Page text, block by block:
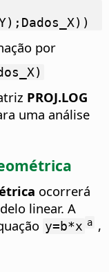
por
PROJ.LOG
uma análise
ocorrerá
linear. A
y=b*x a ,